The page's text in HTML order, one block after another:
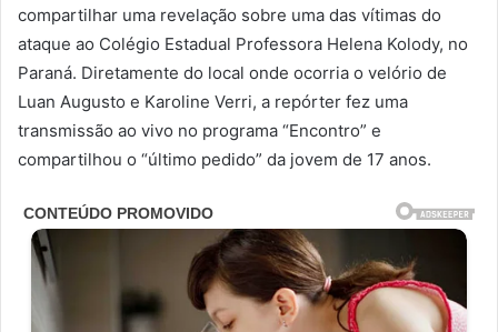
compartilhar uma revelação sobre uma das vítimas do
ataque ao Colégio Estadual Professora Helena Kolody, no
Paraná. Diretamente do local onde ocorria o velório de
Luan Augusto e Karoline Verri, a repórter fez uma
transmissão ao vivo no programa “Encontro” e
compartilhou o “último pedido” da jovem de 17 anos.